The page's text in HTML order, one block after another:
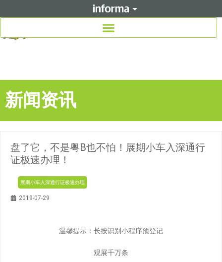
新闻资讯
盘了它，不是粤B也不怕！展期小车入深通行
证极速办理！
展期小车入深通行证极速办理
2019-07-29
温馨提示：长按识别小程序预登记
观展千万条